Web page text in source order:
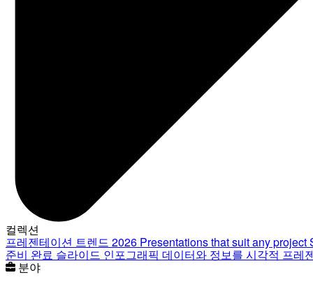
컬렉션
프레젠테이션 트렌드 2026 Presentations that suit any project
준비 완료 슬라이드 인포그래픽 데이터와 정보를 시각적 프레
분야